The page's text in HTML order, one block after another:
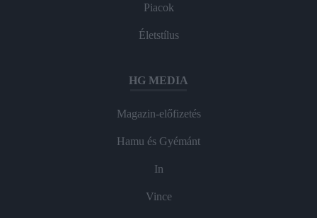
Piacok
Életstílus
HG MEDIA
Magazin-előfizetés
Hamu és Gyémánt
In
Vince